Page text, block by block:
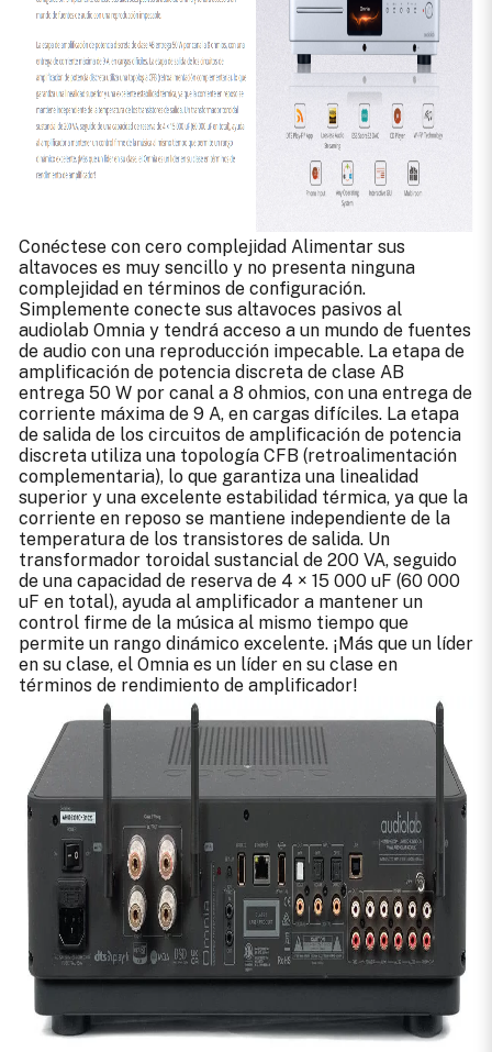
Conéctese con cero complejidad Alimentar sus
altavoces es muy sencillo y no presenta ninguna
complejidad en términos de configuración.
Simplemente conecte sus altavoces pasivos al
audiolab Omnia y tendrá acceso a un mundo de fuentes
de audio con una reproducción impecable. La etapa de
amplificación de potencia discreta de clase AB
entrega 50 W por canal a 8 ohmios, con una entrega de
corriente máxima de 9 A, en cargas difíciles. La etapa
de salida de los circuitos de amplificación de potencia
discreta utiliza una topología CFB (retroalimentación
complementaria), lo que garantiza una linealidad
superior y una excelente estabilidad térmica, ya que la
corriente en reposo se mantiene independiente de la
temperatura de los transistores de salida. Un
transformador toroidal sustancial de 200 VA, seguido
de una capacidad de reserva de 4 × 15 000 uF (60 000
uF en total), ayuda al amplificador a mantener un
control firme de la música al mismo tiempo que
permite un rango dinámico excelente. ¡Más que un líder
en su clase, el Omnia es un líder en su clase en
términos de rendimiento de amplificador!